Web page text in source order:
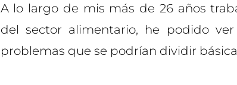
A lo largo de mis más de 26 años
del sector alimentario, he podido
problemas que se podrían dividir